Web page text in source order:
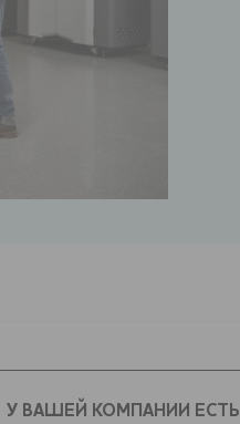
У ВАШЕЙ КОМПАНИИ ЕСТЬ